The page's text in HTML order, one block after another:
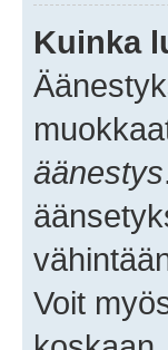
Kuinka
äänestys
Voit